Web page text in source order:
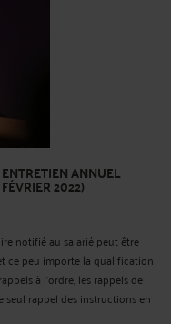
ANNUEL
2022)
notifié au salarié peut être
ce peu importe la qualification
à l’ordre, les rappels de
seul rappel des instructions en